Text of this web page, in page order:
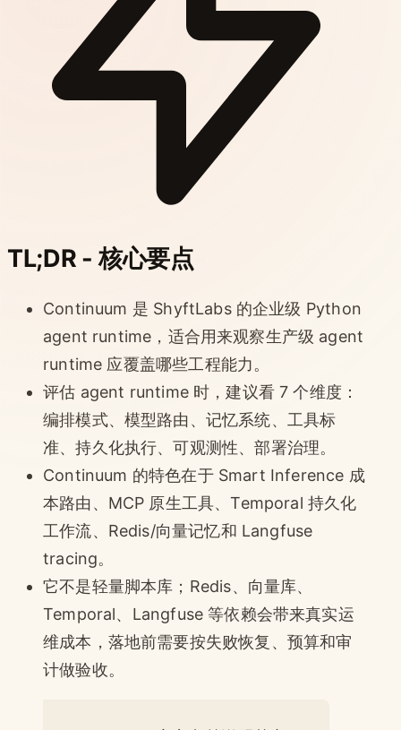
TL;DR - 核心要点
Continuum 是 ShyftLabs 的企业级 Python
agent runtime，适合用来观察生产级 agent
runtime 应覆盖哪些工程能力。
评估 agent runtime 时，建议看 7 个维度：
编排模式、模型路由、记忆系统、工具标
准、持久化执行、可观测性、部署治理。
Continuum 的特色在于 Smart Inference 成
本路由、MCP 原生工具、Temporal 持久化
工作流、Redis/向量记忆和 Langfuse
tracing。
它不是轻量脚本库；Redis、向量库、
Temporal、Langfuse 等依赖会带来真实运
维成本，落地前需要按失败恢复、预算和审
计做验收。